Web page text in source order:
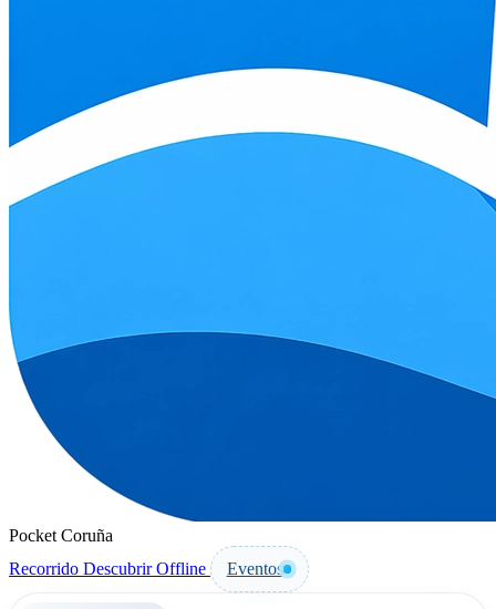
Pocket Coruña
Recorrido DescubrirOffline Eventos